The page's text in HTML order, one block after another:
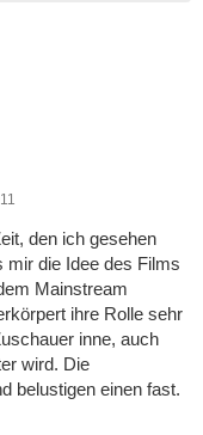
den ich gesehen
mir die Idee des Films
Mainstream
ihre Rolle sehr
inne, auch
wird. Die
belustigen einen fast.